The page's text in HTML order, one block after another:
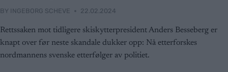
BY INGEBORG SCHEVE 22.02.2024
Rettssaken mot tidligere skiskytterpresident Anders Besseberg er
knapt over før neste skandale dukker opp: Nå etterforskes
nordmannens svenske etterfølger av politiet.